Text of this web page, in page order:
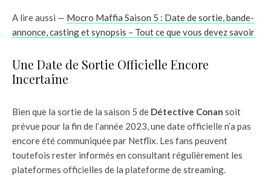
A lire aussi — Mocro Maffia Saison 5 : Date de sortie, bande-
annonce, casting et synopsis – Tout ce que vous devez savoir
Une Date de Sortie Officielle Encore
Incertaine
Bien que la sortie de la saison 5 de Détective Conan soit
prévue pour la fin de l’année 2023, une date officielle n’a pas
encore été communiquée par Netflix. Les fans peuvent
toutefois rester informés en consultant régulièrement les
plateformes officielles de la plateforme de streaming.